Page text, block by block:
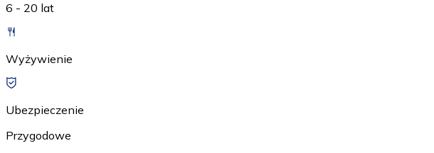
6 - 20 lat
Wyżywienie
Ubezpieczenie
Przygodowe